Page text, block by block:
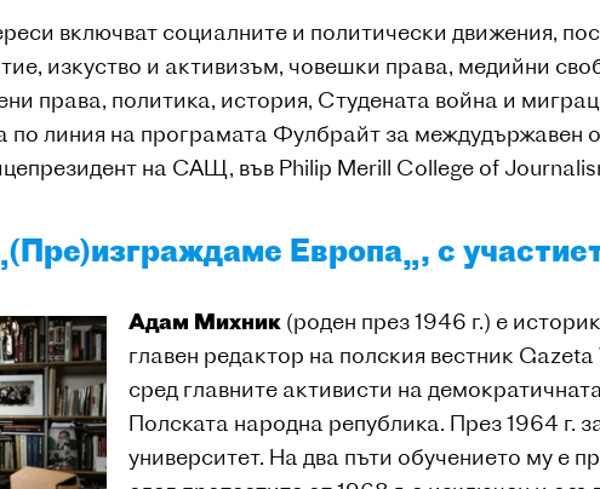
включват социалните и политически движения,
изкуство и активизъм, човешки права, медийни
права, политика, история, Студената война и
по линия на програмата Фулбрайт за междудържавен
на САЩ, във Philip Merill College of
Европа „, с
Адам Михник(роден през 1946 г.) е
главен редактор на полския вестник
сред главните активисти на
Полската народна република. През 1964 г.
университет. На два пъти обучението му е